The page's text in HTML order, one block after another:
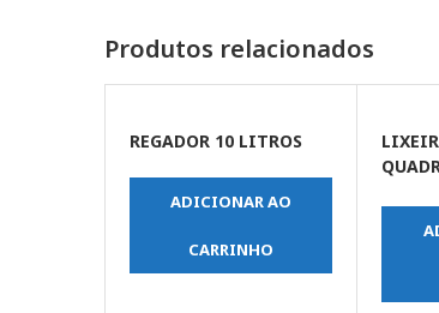
Produtos relacionados
REGADOR 10 LITROS
ADICIONAR AO
CARRINHO